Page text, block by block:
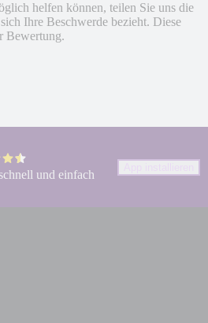
helfen können, teilen Sie uns die
Ihre Beschwerde bezieht. Diese
Bewertung.
und einfach